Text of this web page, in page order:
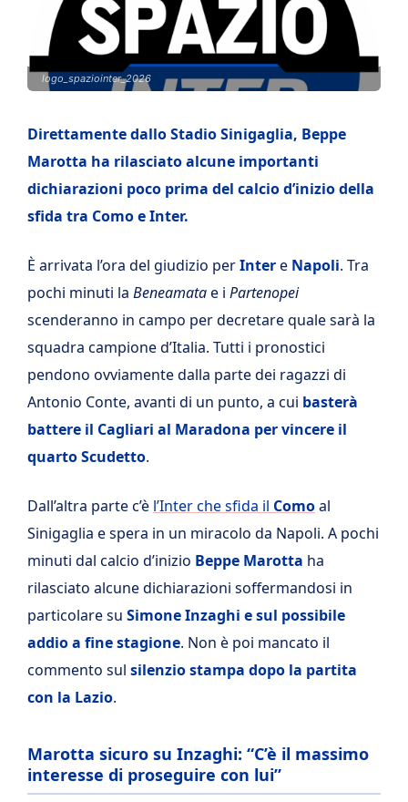
logo_spaziointer_2026
Direttamente dallo Stadio Sinigaglia, Beppe
Marotta ha rilasciato alcune importanti
dichiarazioni poco prima del calcio d’inizio della
sfida tra Como e Inter.
È arrivata l’ora del giudizio perIntere Napoli. Tra
pochi minuti la Beneamatae i Partenopei
scenderanno in campo per decretare quale sarà la
squadra campione d’Italia. Tutti i pronostici
pendono ovviamente dalla parte dei ragazzi di
Antonio Conte, avanti di un punto, a cui basterà
battere il Cagliari al Maradona per vincere il
quarto Scudetto.
Dall’altra parte c’è l’Inter che sfida il Comoal
Sinigaglia e spera in un miracolo da Napoli. A pochi
minuti dal calcio d’inizio Beppe Marotta ha
rilasciato alcune dichiarazioni soffermandosi in
particolare su Simone Inzaghi e sul possibile
addio a fine stagione. Non è poi mancato il
commento sul silenzio stampa dopo la partita
con la Lazio.
Marotta sicuro su Inzaghi: “C’è il massimo
interesse di proseguire con lui”